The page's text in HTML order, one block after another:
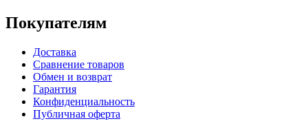
Покупателям
Доставка
Сравнение товаров
Обмен и возврат
Гарантия
Конфиденциальность
Публичная оферта